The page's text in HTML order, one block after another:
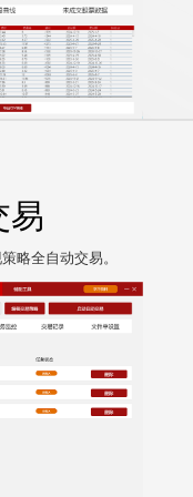
易
略全自动交易。